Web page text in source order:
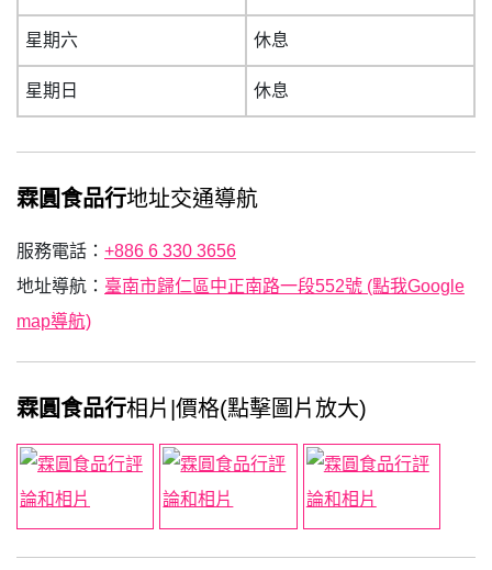
星期六 休息
星期日 休息
霖圓食品行地址交通導航
服務電話： +886 6 330 3656
地址導航： 臺南市歸仁區中正南路一段552號 (點我Google
map導航)
霖圓食品行相片|價格(點擊圖片放大)